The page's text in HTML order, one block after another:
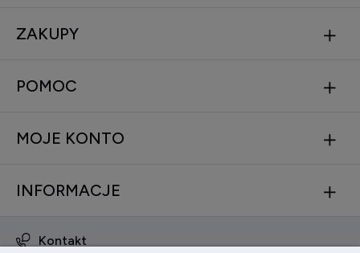
ZAKUPY
POMOC
MOJE KONTO
INFORMACJE
Kontakt